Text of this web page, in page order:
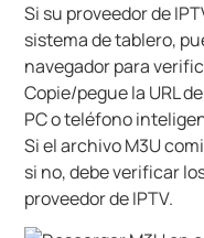
Si su proveedor de
sistema de tablero,
navegador para
Copie/pegue la URL
PC o teléfono
Si el archivo M3U
si no, debe verificar
proveedor de IPTV.